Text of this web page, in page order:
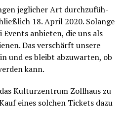
jeg­li­cher Art durch­zu­füh­
18. April 2020. Solan­ge
anbie­ten, die uns als
Das ver­schärft unse­re
und es bleibt abzu­war­ten, ob
kann.
Kul­tur­zen­trum Zoll­haus zu
eines sol­chen Tickets dazu